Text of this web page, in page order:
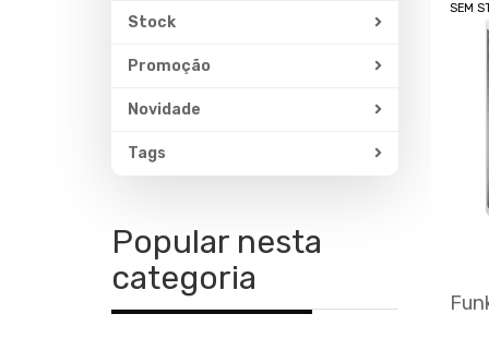
Stock
Promoção
Novidade
Tags
Popular nesta
categoria
SEM